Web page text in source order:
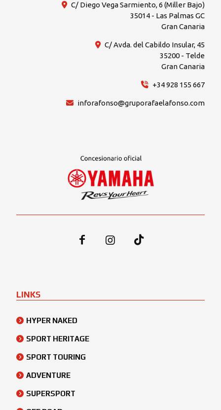
C/ Diego Vega Sarmiento, 6 (Miller Bajo)
35014 - Las Palmas GC
Gran Canaria
C/ Avda. del Cabildo Insular, 45
35200 - Telde
Gran Canaria
+34 928 155 667
inforafonso@gruporafaelafonso.com
LINKS
HYPER NAKED
SPORT HERITAGE
SPORT TOURING
ADVENTURE
SUPERSPORT